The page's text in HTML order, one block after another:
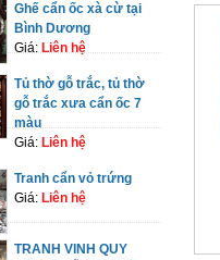
Ghế cẩn ốc xà cừ tại
Bình Dương
Giá: Liên hệ
Tủ thờ gỗ trắc, tủ thờ
gỗ trắc xưa cẩn ốc 7
màu
Giá: Liên hệ
Tranh cẩn vỏ trứng
Giá: Liên hệ
TRANH VINH QUY